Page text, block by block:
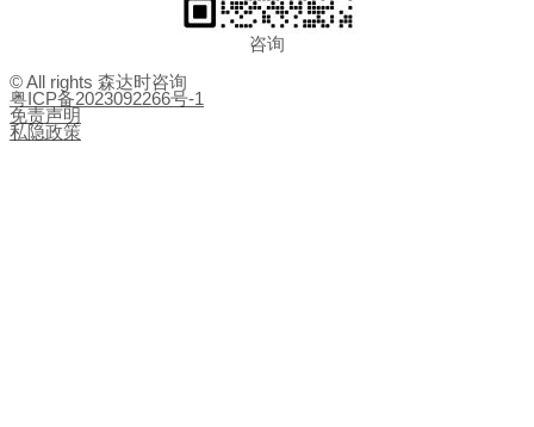
咨询
© All rights 森达时咨询
粤ICP备2023092266号-1
免责声明
私隐政策